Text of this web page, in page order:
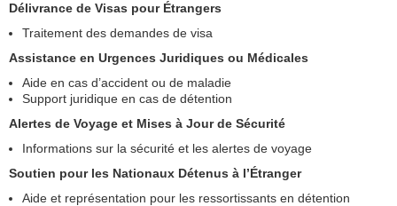
Délivrance de Visas pour Étrangers
Traitement des demandes de visa
Assistance en Urgences Juridiques ou Médicales
Aide en cas d’accident ou de maladie
Support juridique en cas de détention
Alertes de Voyage et Mises à Jour de Sécurité
Informations sur la sécurité et les alertes de voyage
Soutien pour les Nationaux Détenus à l’Étranger
Aide et représentation pour les ressortissants en détention